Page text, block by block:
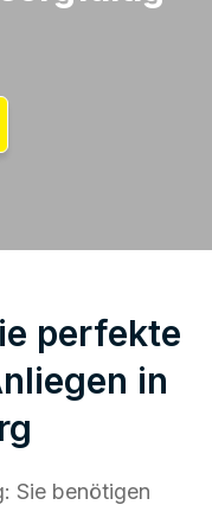
perfekte
in
Sie benötigen